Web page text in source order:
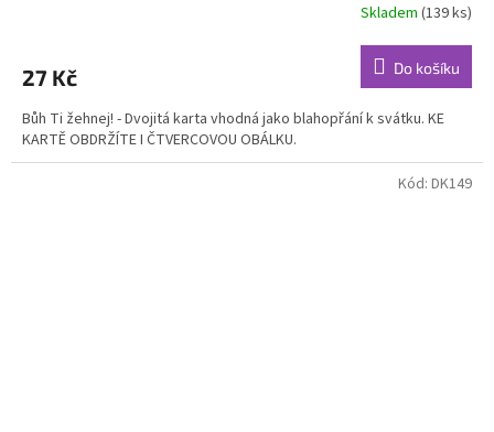
je
z
5
hvězdiček.
Skladem(139 ks)
27 Kč Do košíku
Bůh Ti žehnej! - Dvojitá karta vhodná jako blahopřání k svátku. KE
KARTĚ OBDRŽÍTE I ČTVERCOVOU OBÁLKU.
Kód: DK149